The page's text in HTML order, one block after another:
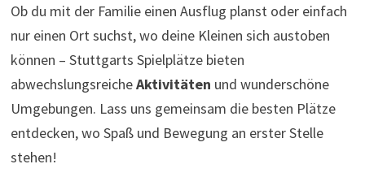
Ob du mit der Familie einen Ausflug planst oder einfach
nur einen Ort suchst, wo deine Kleinen sich austoben
können – Stuttgarts Spielplätze bieten
abwechslungsreicheAktivitäten und wunderschöne
Umgebungen. Lass uns gemeinsam die besten Plätze
entdecken, wo Spaß und Bewegung an erster Stelle
stehen!